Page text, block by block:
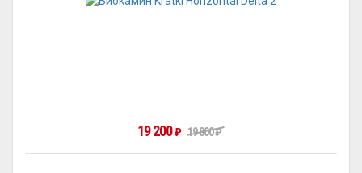
19 200₽ 19 800₽